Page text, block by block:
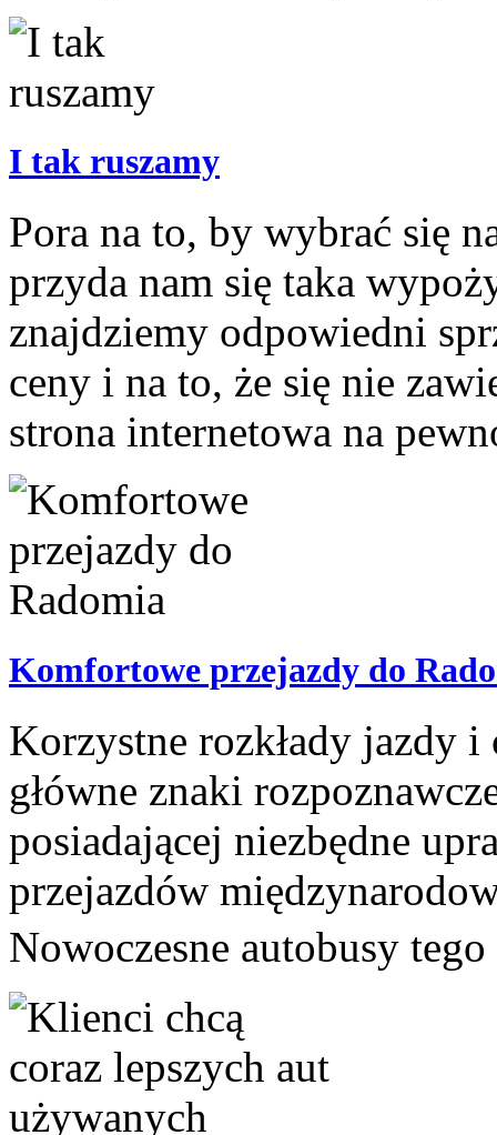
I tak ruszamy
Pora na to, by wybrać się
przyda nam się taka
znajdziemy odpowiedni
ceny i na to, że się nie
strona internetowa na
Komfortowe przejazdy do
Korzystne rozkłady jazdy
główne znaki
posiadającej niezbędne
przejazdów
Nowoczesne autobusy